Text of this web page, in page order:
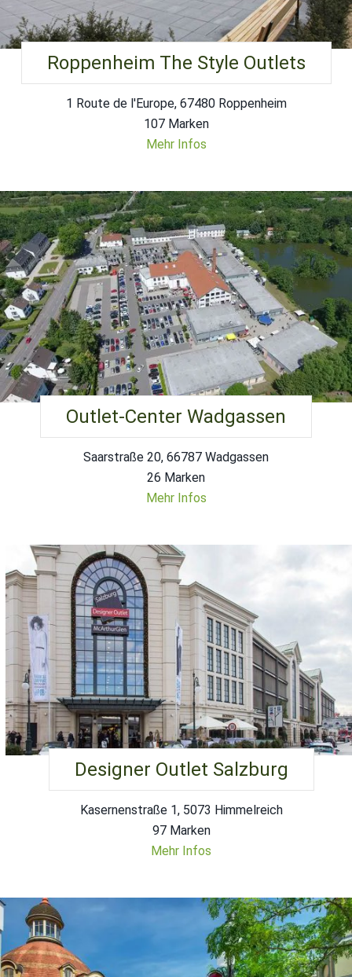
Roppenheim The Style Outlets
1 Route de l'Europe, 67480 Roppenheim
107 Marken
Mehr Infos
Outlet-Center Wadgassen
Saarstraße 20, 66787 Wadgassen
26 Marken
Mehr Infos
Designer Outlet Salzburg
Kasernenstraße 1, 5073 Himmelreich
97 Marken
Mehr Infos